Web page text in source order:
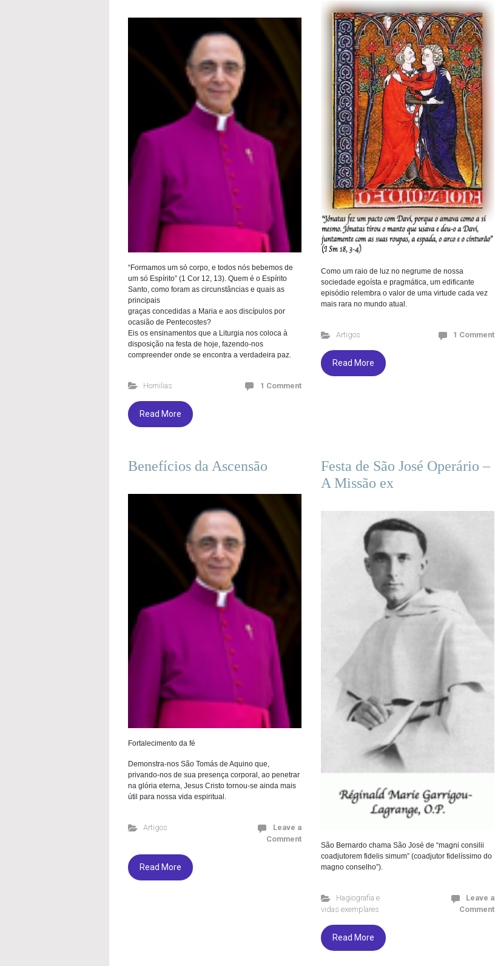
“Formamos um só corpo, e todos nós bebemos de
um só Espírito” (1 Cor 12, 13). Quem é o Espírito
Santo, como foram as circunstâncias e quais as
principais
graças concedidas a Maria e aos discípulos por
ocasião de Pentecostes?
Eis os ensinamentos que a Liturgia nos coloca à
disposição na festa de hoje, fazendo-nos
compreender onde se encontra a verdadeira paz.
Homilias 1 Comment
Read More
Como um raio de luz no negrume de nossa
sociedade egoísta e pragmática, um edificante
episódio relembra o valor de uma virtude cada vez
mais rara no mundo atual.
Artigos 1 Comment
Read More
Benefícios da Ascensão
Fortalecimento da fé
Demonstra-nos São Tomás de Aquino que,
privando-nos de sua presença corporal, ao penetrar
na glória eterna, Jesus Cristo tornou-se ainda mais
útil para nossa vida espiritual.
Artigos
Leave a
Comment
Read More
Festa de São José Operário –
A Missão ex
São Bernardo chama São José de “magni consilii
coadjutorem fidelis simum” (coadjutor fidelíssimo do
magno conselho”).
Hagiografia e
vidas exemplares
Leave a
Comment
Read More